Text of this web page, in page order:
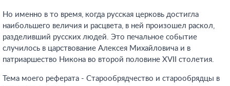
Но именно в то время, когда русская церковь достигла
наибольшего величия и расцвета, в ней произошел раскол,
разделивший русских людей. Это печальное событие
случилось в царствование Алексея Михайловича и в
патриаршество Никона во второй половине XVII столетия.
Тема моего реферата - Старообрядчество и старообрядцы в